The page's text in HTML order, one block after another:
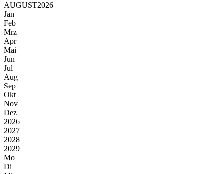
AUGUST2026
Jan
Feb
Mrz
Apr
Mai
Jun
Jul
Aug
Sep
Okt
Nov
Dez
2026
2027
2028
2029
Mo
Di